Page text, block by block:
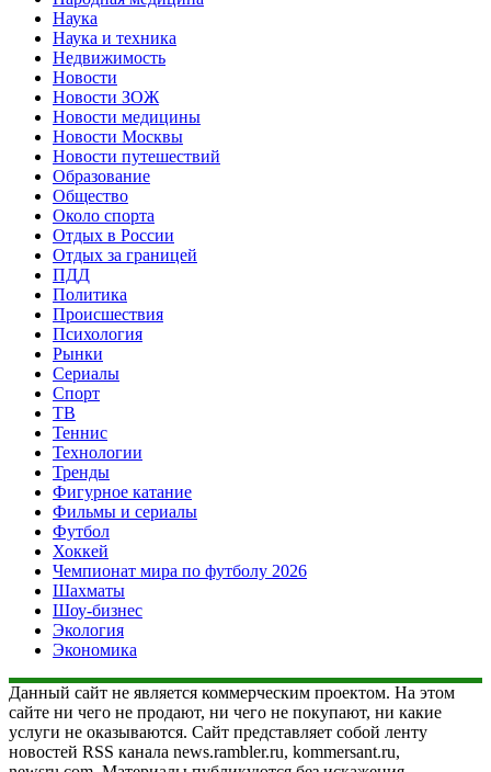
Наука
Наука и техника
Недвижимость
Новости
Новости ЗОЖ
Новости медицины
Новости Москвы
Новости путешествий
Образование
Общество
Около спорта
Отдых в России
Отдых за границей
ПДД
Политика
Происшествия
Психология
Рынки
Сериалы
Спорт
ТВ
Теннис
Технологии
Тренды
Фигурное катание
Фильмы и сериалы
Футбол
Хоккей
Чемпионат мира по футболу 2026
Шахматы
Шоу-бизнес
Экология
Экономика
Данный сайт не является коммерческим проектом. На этом
сайте ни чего не продают, ни чего не покупают, ни какие
услуги не оказываются. Сайт представляет собой ленту
новостей RSS канала news.rambler.ru, kommersant.ru,